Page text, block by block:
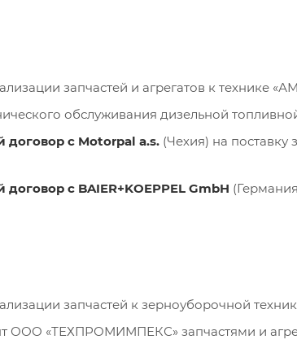
запчастей и агрегатов к технике
обслуживания дизельной
договор с Motorpal a.s. (Чехия) на поставку
с BAIER+KOEPPEL GmbH
запчастей к зерноуборочной
ООО «ТЕХПРОМИМПЕКС» запчастями и